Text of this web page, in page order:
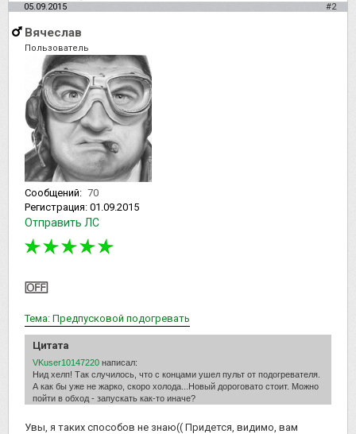
05.09.2015 #2
Вячеслав
Пользователь
Сообщений: 70
Регистрация: 01.09.2015
Отправить ЛС
Тема: Предпусковой подогревать
Цитата
VKuser10147220 написал:
Нид хелп! Так случилось, что с концами ушел пульт от подогревателя.
А как бы уже не жарко, скоро холода...Новый дороговато стоит. Можно
пойти в обход - запускать как-то иначе?
Увы, я таких способов не знаю(( Придется, видимо, вам